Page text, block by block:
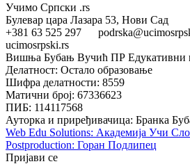
Учимо Српски .rs
Булевар цара Лазара 53, Нови Сад
+381 63 525 297
ucimosrpski.rs
Вишња Бубањ Вучић ПР Едукативни
Делатност: Остало образовање
Шифра делатности: 8559
Матични број: 67336623
ПИБ: 114117568
Ауторка и приређивачица: Бранка
Web Edu Solutions: Академија Учи
Postproduction: Горан Подлипец
Пријави се